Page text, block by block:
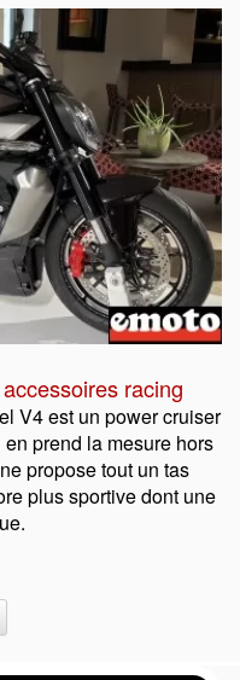
racing
V4 est un power cruiser
prend la mesure hors
propose tout un tas
plus sportive dont une